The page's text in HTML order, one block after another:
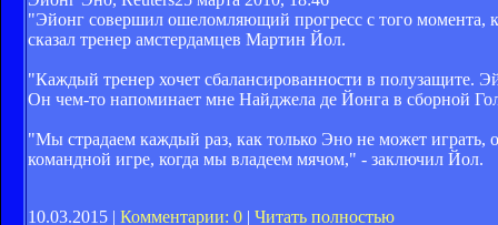
"Эйонг совершил ошеломляющий прогресс с того момента,
сказал тренер амстердамцев Мартин Йол.
"Каждый тренер хочет сбалансированности в полузащите.
Он чем-то напоминает мне Найджела де Йонга в сборной
"Мы страдаем каждый раз, как только Эно не может играть,
командной игре, когда мы владеем мячом," - заключил Йол.
10.03.2015 | Комментарии: 0 | Читать полностью